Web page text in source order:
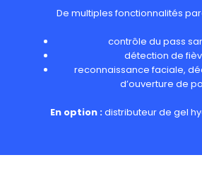
De multiples fonctionnalités
contrôle du pass
détection de
reconnaissance faciale,
d’ouverture de
En option :distributeur de gel